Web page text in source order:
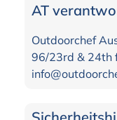
AT
Outdoorchef
96/23rd & 24th